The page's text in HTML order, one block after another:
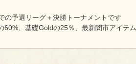
の予選リーグ＋決勝トーナメントです
60%、基礎Goldの25％、最新闇市アイテム